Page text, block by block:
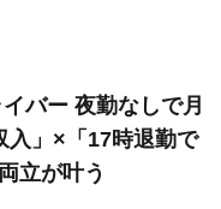
バー 夜勤なしで月
入」×「17時退勤で
立が叶う